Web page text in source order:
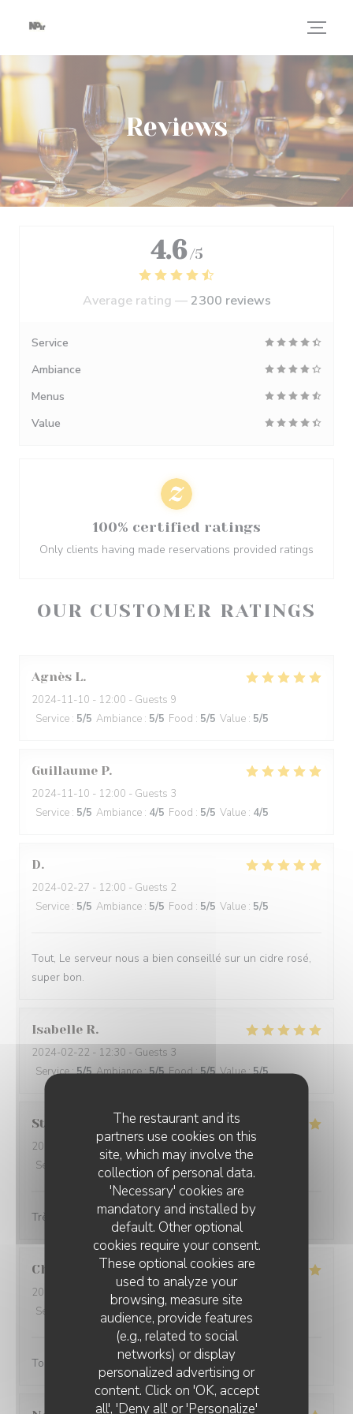
The restaurant and its
partners use cookies on this
site, which may involve the
collection of personal data.
'Necessary' cookies are
mandatory and installed by
default. Other optional
cookies require your consent.
These optional cookies are
used to analyze your
browsing, measure site
audience, provide features
(e.g., related to social
networks) or display
personalized advertising or
content. Click on 'OK, accept
all', 'Deny all' or 'Personalize'
Reviews
OUR CUSTOMER RATINGS
Agnès L
2024-11-10 - 12:00 - Guests 9
Service : 5/5 Ambiance : 5/5 Food : 5/5 Value : 5/5
Guillaume P
2024-11-10 - 12:00 - Guests 3
Service : 5/5 Ambiance : 4/5 Food : 5/5 Value : 4/5
D
2024-02-27 - 12:00 - Guests 2
Service : 5/5 Ambiance : 5/5 Food : 5/5 Value : 5/5
Tout, Le serveur nous a bien conseillé sur un cidre rosé,
super bon.
Isabelle R
2024-02-22 - 12:30 - Guests 3
Service:5/5 Ambiance:5/5 Food:5/5 Value:5/5
Stéphanie
2024-02-25
- 12:00 - Guests 4
Service
Ambiance Food Value
Très belle présentation et très bon produit
Christine D
2024-02-25
- 18:45 - Guests 3
Service
Ambiance /5 Food : /5 Value
Toujours aussi bonnes galettes et accueil au top!
4.6 /5
Average rating —2300 reviews
Service
Ambiance
Menus
Value
100% certified ratings
Only clients having made reservations provided ratings